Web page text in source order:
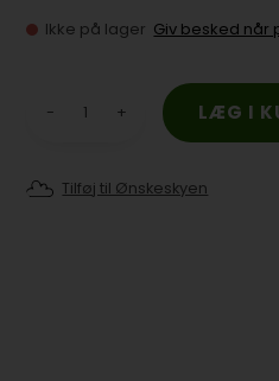
Ikke på lager Giv besked når
- +
Tilføj til Ønskeskyen